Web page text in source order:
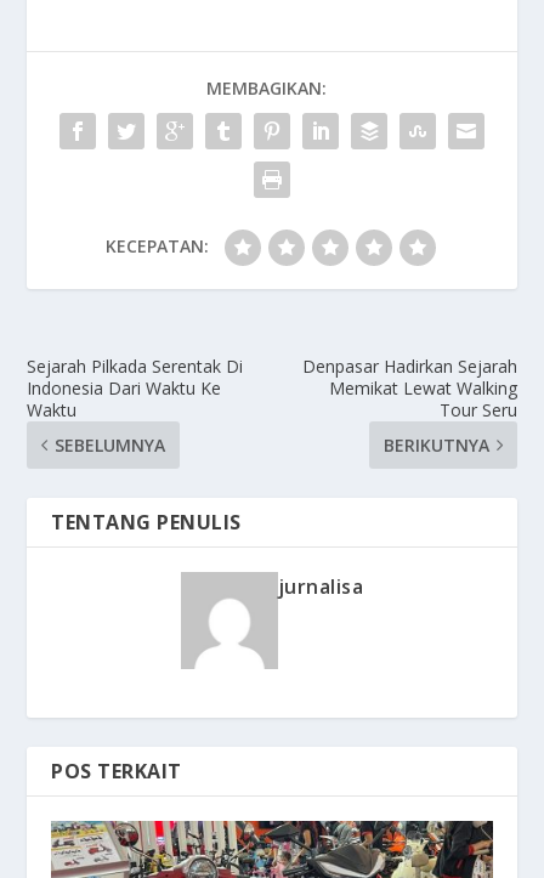
MEMBAGIKAN:
KECEPATAN:
Sejarah Pilkada Serentak Di
Indonesia Dari Waktu Ke
Waktu
SEBELUMNYA
Denpasar Hadirkan Sejarah
Memikat Lewat Walking
Tour Seru
BERIKUTNYA
TENTANG PENULIS
jurnalisa
POS TERKAIT